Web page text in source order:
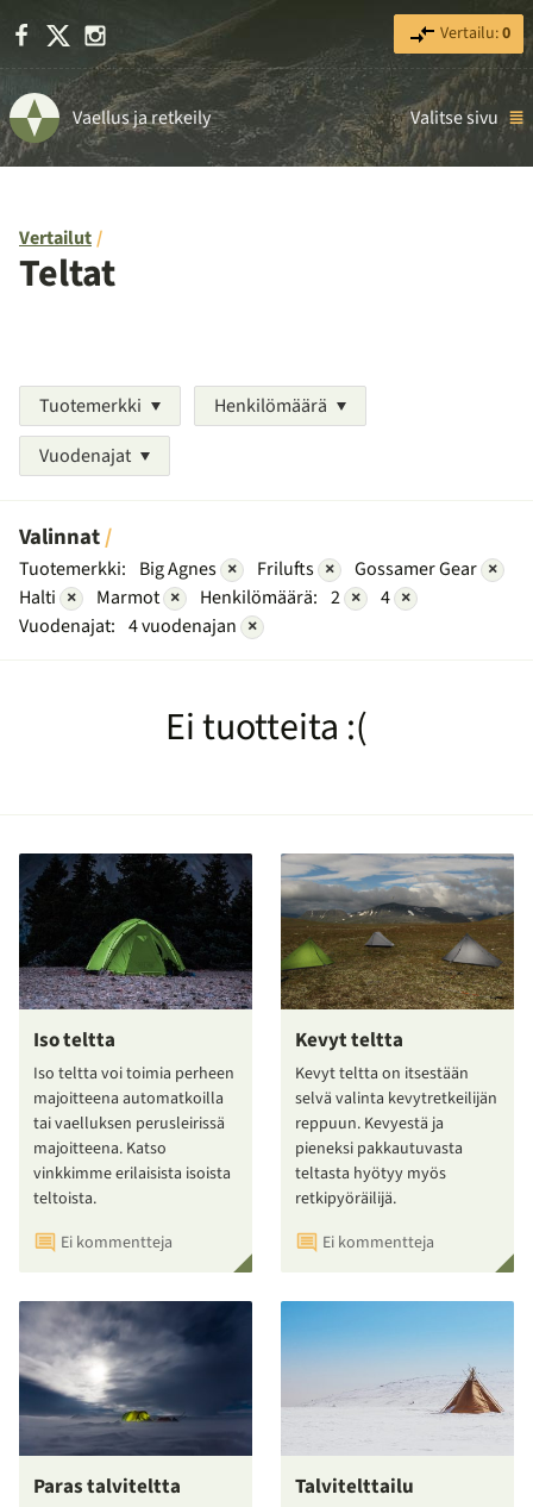
Facebook Instagram Vertailu:0
Vaellus ja retkeily Valitse sivu
Vertailut
Teltat
Tuotemerkki
Henkilömäärä
Vuodenajat
Valinnat
Tuotemerkki: Big Agnes × Frilufts × Gossamer Gear ×
Halti × Marmot × Henkilömäärä: 2 × 4 ×
Vuodenajat: 4 vuodenajan ×
Ei tuotteita :(
Iso teltta
Iso teltta voi toimia perheen
majoitteena automatkoilla
tai vaelluksen perusleirissä
majoitteena. Katso
vinkkimme erilaisista isoista
teltoista.
Ei kommentteja
Kevyt teltta
Kevyt teltta on itsestään
selvä valinta kevytretkeilijän
reppuun. Kevyestä ja
pieneksi pakkautuvasta
teltasta hyötyy myös
retkipyöräilijä.
Ei kommentteja
Paras talviteltta Talvitelttailu